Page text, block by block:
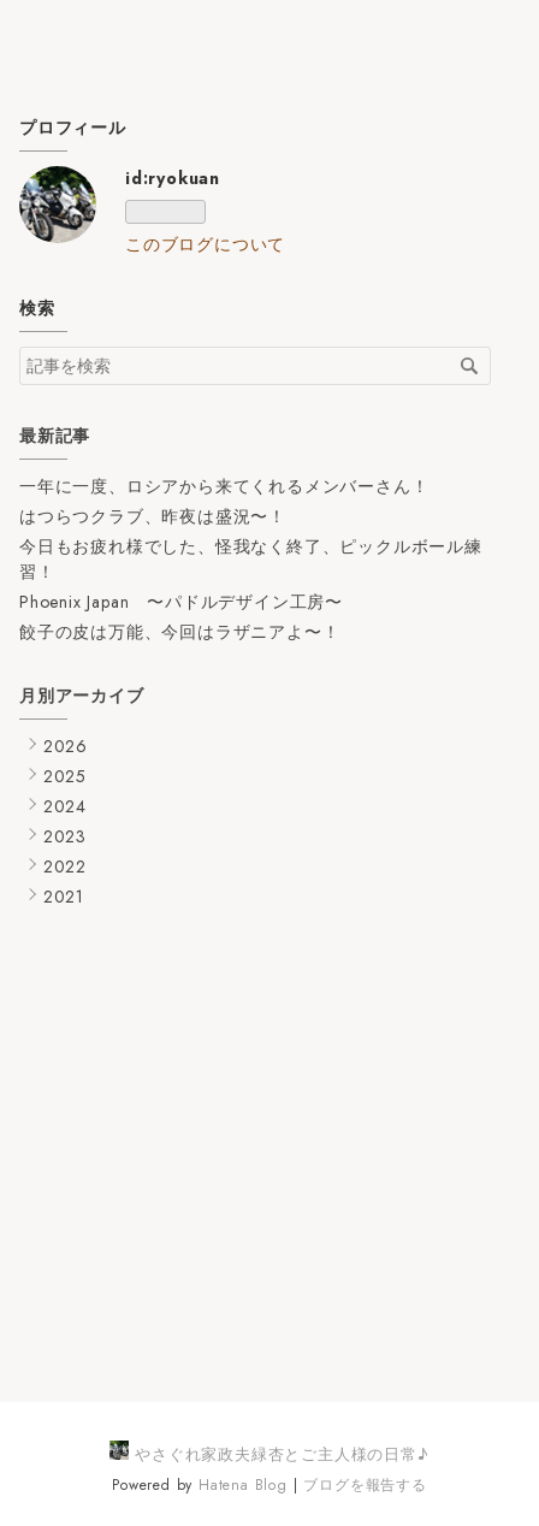
プロフィール
id:ryokuan
このブログについて
検索
最新記事
一年に一度、ロシアから来てくれるメンバーさん！
はつらつクラブ、昨夜は盛況〜！
今日もお疲れ様でした、怪我なく終了、ピックルボール練
習！
Phoenix Japan 〜パドルデザイン工房〜
餃子の皮は万能、今回はラザニアよ〜！
月別アーカイブ
2026
2025
2024
2023
2022
2021
やさぐれ家政夫緑杏とご主人様の日常♪
Powered by Hatena Blog | ブログを報告する